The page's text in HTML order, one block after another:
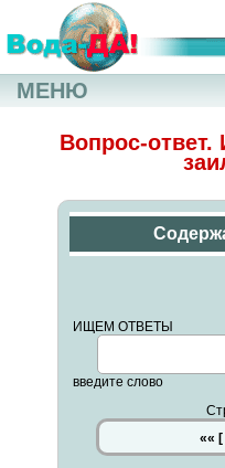
Вопрос-ответ.
ИЩЕМ ОТВЕТЫ
введите слово
«« [
МЕНЮ